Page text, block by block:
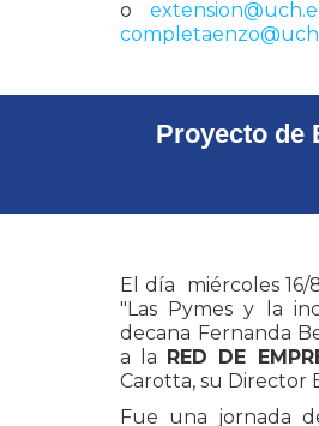
o
Proyecto de
El día miércoles
"Las Pymes y la
decana Fernanda
a la RED DE
Carotta, su Director
Fue una jornada